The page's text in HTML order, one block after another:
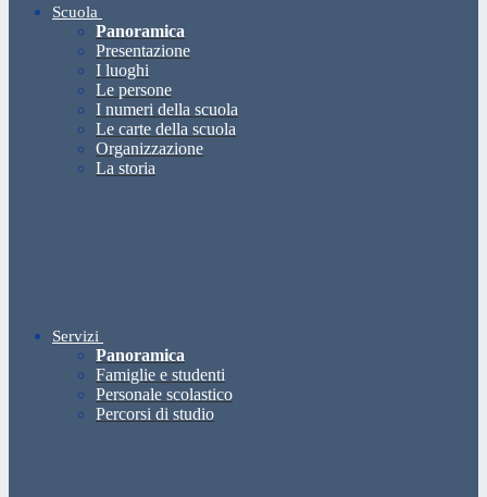
Scuola
Panoramica
Presentazione
I luoghi
Le persone
I numeri della scuola
Le carte della scuola
Organizzazione
La storia
Servizi
Panoramica
Famiglie e studenti
Personale scolastico
Percorsi di studio